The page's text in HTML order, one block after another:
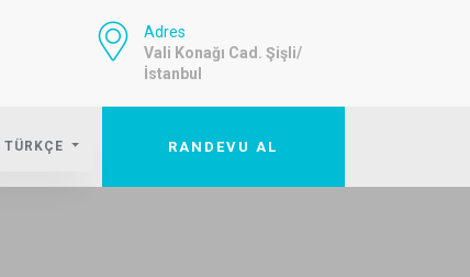
Adres
Vali Konağı Cad. Şişli/
İstanbul
RANDEVU AL
TÜRKÇE